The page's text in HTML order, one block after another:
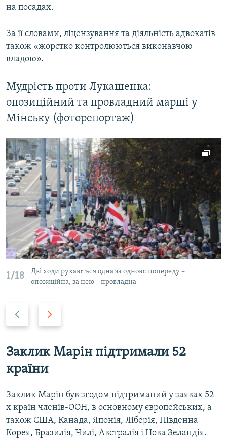
на посадах.
За її словами, ліцензування та діяльність адвокатів
також «жорстко контролюються виконавчою
владою».
Мудрість проти Лукашенка:
опозиційний та провладний марші у
Мінську (фоторепортаж)
1/18
Дві ходи рухаються одна за одною: попереду –
опозиційна, за нею – провладна
а
р
д
Заклик Марін підтримали 52
країни
Заклик Марін був згодом підтриманий у заявах 52-
х країн членів-ООН, в основному європейських, а
також США, Канада, Японія, Ліберія, Південна
Корея, Бразилія, Чилі, Австралія і Нова Зеландія.